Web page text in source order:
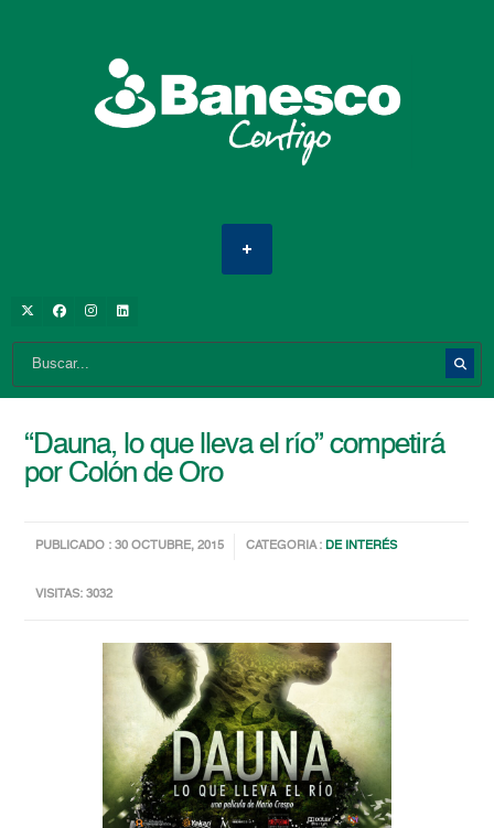
“Dauna, lo que lleva el río” competirá
por Colón de Oro
PUBLICADO : 30 OCTUBRE, 2015 CATEGORIA :DE INTERÉS
VISITAS: 3032